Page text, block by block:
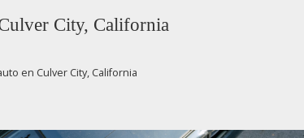
City, California
en Culver City, California